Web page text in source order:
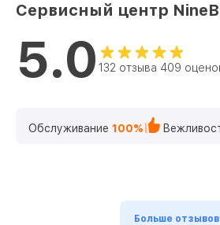
Сервисный центр
5.0 132 отзыва 409
Обслуживание 100%
Больше отзывов